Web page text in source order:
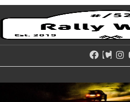
Skip
to